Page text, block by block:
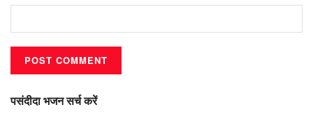
पसंदीदा भजन सर्च करें